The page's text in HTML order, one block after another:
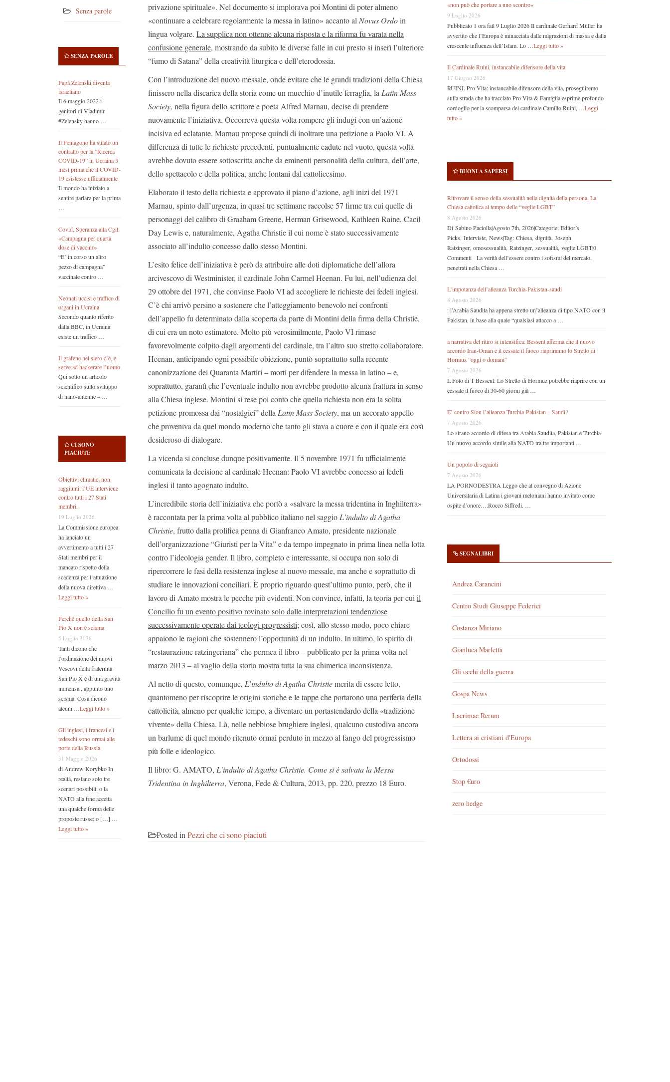
Senza parole
SENZA PAROLE
Papà Zelenski diventa
israeliano
Il 6 maggio 2022 i
genitori di Vladimir
#Zelensky hanno …
Il Pentagono ha stilato un
contratto per la “Ricerca
COVID-19” in Ucraina 3
mesi prima che il COVID-
19 esistesse ufficialmente
Il mondo ha iniziato a
sentire parlare per la prima
…
Covid, Speranza alla Cgil:
«Campagna per quarta
dose di vaccino»
“E’ in corso un altro
pezzo di campagna”
vaccinale contro …
Neonati uccisi e traffico di
organi in Ucraina
Secondo quanto riferito
dalla BBC, in Ucraina
esiste un traffico …
Il grafene nel siero c’è, e
serve ad hackerare l’uomo
Qui sotto un articolo
scientifico sullo sviluppo
di nano-antenne – …
CI SONO
PIACIUTI:
Obiettivi climatici non
raggiunti: l’UE interviene
contro tutti i 27 Stati
membri.
19 Luglio 2026
La Commissione europea
ha lanciato un
avvertimento a tutti i 27
Stati membri per il
mancato rispetto della
scadenza per l’attuazione
della nuova direttiva …
Leggi tutto »
Perché quello della San
Pio X non è scisma
5 Luglio 2026
Tanti dicono che
l’ordinazione dei nuovi
Vescovi della fraternità
San Pio X è di una gravità
immensa , appunto uno
scisma. Cosa dicono
alcuni …Leggi tutto »
Gli inglesi, i francesi e i
tedeschi sono ormai alle
porte della Russia
31 Maggio 2026
di Andrew Korybko In
realtà, restano solo tre
scenari possibili: o la
NATO alla fine accetta
una qualche forma delle
proposte russe; o […] …
Leggi tutto »
privazione spirituale». Nel documento si implorava poi Montini di poter almeno
«continuare a celebrare regolarmente la messa in latino» accanto al Novus Ordoin
lingua volgare. La supplica non ottenne alcuna risposta e la riforma fu varata nella
confusione generale, mostrando da subito le diverse falle in cui presto si inserì l’ulteriore
“fumo di Satana” della creatività liturgica e dell’eterodossia.
Con l’introduzione del nuovo messale, onde evitare che le grandi tradizioni della Chiesa
finissero nella discarica della storia come un mucchio d’inutile ferraglia, la Latin Mass
Society, nella figura dello scrittore e poeta Alfred Marnau, decise di prendere
nuovamente l’iniziativa. Occorreva questa volta rompere gli indugi con un’azione
incisiva ed eclatante. Marnau propose quindi di inoltrare una petizione a Paolo VI. A
differenza di tutte le richieste precedenti, puntualmente cadute nel vuoto, questa volta
avrebbe dovuto essere sottoscritta anche da eminenti personalità della cultura, dell’arte,
dello spettacolo e della politica, anche lontani dal cattolicesimo.
Elaborato il testo della richiesta e approvato il piano d’azione, agli inizi del 1971
Marnau, spinto dall’urgenza, in quasi tre settimane raccolse 57 firme tra cui quelle di
personaggi del calibro di Graaham Greene, Herman Grisewood, Kathleen Raine, Cacil
Day Lewis e, naturalmente, Agatha Christie il cui nome è stato successivamente
associato all’indulto concesso dallo stesso Montini.
L’esito felice dell’iniziativa è però da attribuire alle doti diplomatiche dell’allora
arcivescovo di Westminister, il cardinale John Carmel Heenan. Fu lui, nell’udienza del
29 ottobre del 1971, che convinse Paolo VI ad accogliere le richieste dei fedeli inglesi.
C’è chi arrivò persino a sostenere che l’atteggiamento benevolo nei confronti
dell’appello fu determinato dalla scoperta da parte di Montini della firma della Christie,
di cui era un noto estimatore. Molto più verosimilmente, Paolo VI rimase
favorevolmente colpito dagli argomenti del cardinale, tra l’altro suo stretto collaboratore.
Heenan, anticipando ogni possibile obiezione, puntò soprattutto sulla recente
canonizzazione dei Quaranta Martiri – morti per difendere la messa in latino – e,
soprattutto, garantì che l’eventuale indulto non avrebbe prodotto alcuna frattura in senso
alla Chiesa inglese. Montini si rese poi conto che quella richiesta non era la solita
petizione promossa dai “nostalgici” della Latin Mass Society, ma un accorato appello
che proveniva da quel mondo moderno che tanto gli stava a cuore e con il quale era così
desideroso di dialogare.
La vicenda si concluse dunque positivamente. Il 5 novembre 1971 fu ufficialmente
comunicata la decisione al cardinale Heenan: Paolo VI avrebbe concesso ai fedeli
inglesi il tanto agognato indulto.
L’incredibile storia dell’iniziativa che portò a «salvare la messa tridentina in Inghilterra»
è raccontata per la prima volta al pubblico italiano nel saggio L’indulto di Agatha
Christie, frutto dalla prolifica penna di Gianfranco Amato, presidente nazionale
dell’organizzazione “Giuristi per la Vita” e da tempo impegnato in prima linea nella lotta
contro l’ideologia gender. Il libro, completo e interessante, si occupa non solo di
ripercorrere le fasi della resistenza inglese al nuovo messale, ma anche e soprattutto di
studiare le innovazioni conciliari. È proprio riguardo quest’ultimo punto, però, che il
lavoro di Amato mostra le pecche più evidenti. Non convince, infatti, la teoria per cui il
Concilio fu un evento positivo rovinato solo dalle interpretazioni tendenziose
successivamente operate dai teologi progressisti; così, allo stesso modo, poco chiare
appaiono le ragioni che sostennero l’opportunità di un indulto. In ultimo, lo spirito di
“restaurazione ratzingeriana” che permea il libro – pubblicato per la prima volta nel
marzo 2013 – al vaglio della storia mostra tutta la sua chimerica inconsistenza.
Al netto di questo, comunque, L’indulto di Agatha Christiemerita di essere letto,
quantomeno per riscoprire le origini storiche e le tappe che portarono una periferia della
cattolicità, almeno per qualche tempo, a diventare un portastendardo della «tradizione
vivente» della Chiesa. Là, nelle nebbiose brughiere inglesi, qualcuno custodiva ancora
un barlume di quel mondo ritenuto ormai perduto in mezzo al fango del progressismo
più folle e ideologico.
Il libro: G. AMATO, L’indultodi Agatha Christie. Come si è salvata la Messa
Tridentina in Inghilterra, Verona, Fede & Cultura, 2013, pp. 220, prezzo 18 Euro.
Posted in Pezzi che ci sono piaciuti
«non può che portare a uno scontro»
9 Luglio 2026
Pubblicato 1 ora fail 9 Luglio 2026 Il cardinale Gerhard Müller ha
avvertito che l’Europa è minacciata dalle migrazioni di massa e dalla
crescente influenza dell’Islam. Lo … Leggi tutto »
Il Cardinale Ruini, instancabile difensore della vita
17 Giugno 2026
RUINI. Pro Vita: instancabile difensore della vita, proseguiremo
sulla strada che ha tracciato Pro Vita & Famiglia esprime profondo
cordoglio per la scomparsa del cardinale Camillo Ruini, … Leggi
tutto »
BUONI A SAPERSI
Ritrovare il senso della sessualità nella dignità della persona. La
Chiesa cattolica al tempo delle “veglie LGBT”
8 Agosto 2026
Di Sabino Paciolla|Agosto 7th, 2026|Categorie: Editor’s
Picks, Interviste, News|Tag: Chiesa, dignità, Joseph
Ratzinger, omosessualità, Ratzinger, sessualità, veglie LGBT|0
Commenti La verità dell’essere contro i sofismi del mercato,
penetrati nella Chiesa …
L’impotanza dell’alleanza Turchia-Pakistan-saudi
8 Agosto 2026
: l’Arabia Saudita ha appena stretto un’alleanza di tipo NATO con il
Pakistan, in base alla quale “qualsiasi attacco a …
a narrativa del ritiro si intensifica: Bessent afferma che il nuovo
accordo Iran-Oman e il cessate il fuoco riapriranno lo Stretto di
Hormuz “oggi o domani”
7 Agosto 2026
L Foto di T Bessent: Lo Stretto di Hormuz potrebbe riaprire con un
cessate il fuoco di 30-60 giorni già …
E’ contro Sion l’alleanza Turchia-Pakistan – Saudi?
7 Agosto 2026
Lo strano accordo di difesa tra Arabia Saudita, Pakistan e Turchia
Un nuovo accordo simile alla NATO tra tre importanti …
Un popolo di segaioli
7 Agosto 2026
LA PORNODESTRA Leggo che al convegno di Azione
Universitaria di Latina i giovani meloniani hanno invitato come
ospite d’onore….Rocco Siffredi. …
SEGNALIBRI
Andrea Carancini
Centro Studi Giuseppe Federici
Costanza Miriano
Gianluca Marletta
Gli occhi della guerra
Gospa News
Lacrimae Rerum
Lettera ai cristiani d'Europa
Ortodossi
Stop €uro
zero hedge